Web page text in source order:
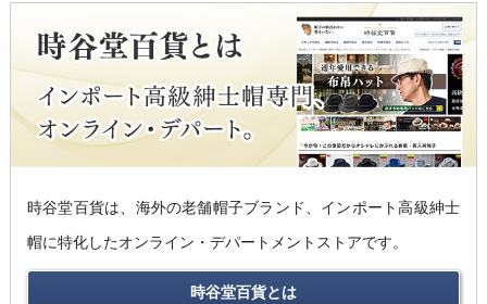
時谷堂百貨は、海外の老舗帽子ブランド、インポート高級紳士
帽に特化したオンライン・デパートメントストアです。
時谷堂百貨とは